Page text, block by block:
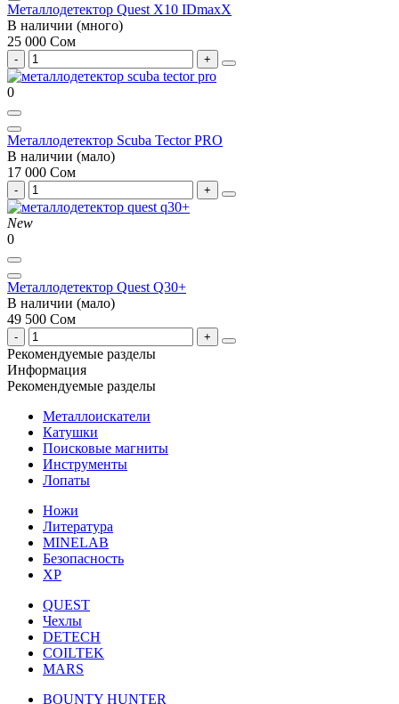
Металлодетектор Quest X10 IDmaxX
В наличии (много)
25 000 Сом
0
Металлодетектор Scuba Tector PRO
В наличии (мало)
17 000 Сом
New
0
Металлодетектор Quest Q30+
В наличии (мало)
49 500 Сом
Рекомендуемые разделы
Информация
Рекомендуемые разделы
Металлоискатели
Катушки
Поисковые магниты
Инструменты
Лопаты
Ножи
Литература
MINELAB
Безопасность
XP
QUEST
Чехлы
DETECH
COILTEK
MARS
BOUNTY HUNTER